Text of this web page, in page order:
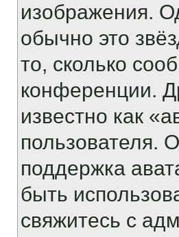
изображения.
обычно это
то, сколько
конференции.
известно как
пользователя.
поддержка
быть
свяжитесь с